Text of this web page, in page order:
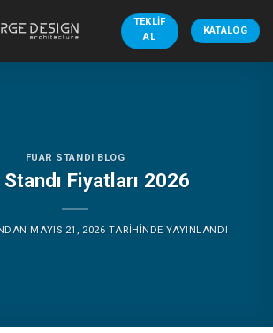
TEKLIF
AL
KATALOG
FUAR STANDI BLOG
Standı Fiyatları 2026
MAYIS 21, 2026 TARIHINDE YAYINLANDI